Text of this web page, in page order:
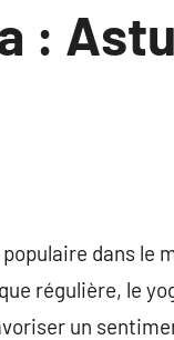
:
dans le
régulière, le
un